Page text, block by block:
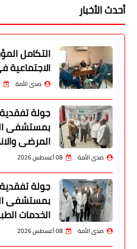
أحدث الأخبار
التكامل
الاجتماعية
صدى الأمة
جولة
بمستشفى
المرضى
صدى الأمة 08 أغسطس 2026
جولة
بمستشفى
الخدمات
صدى الأمة 08 أغسطس 2026